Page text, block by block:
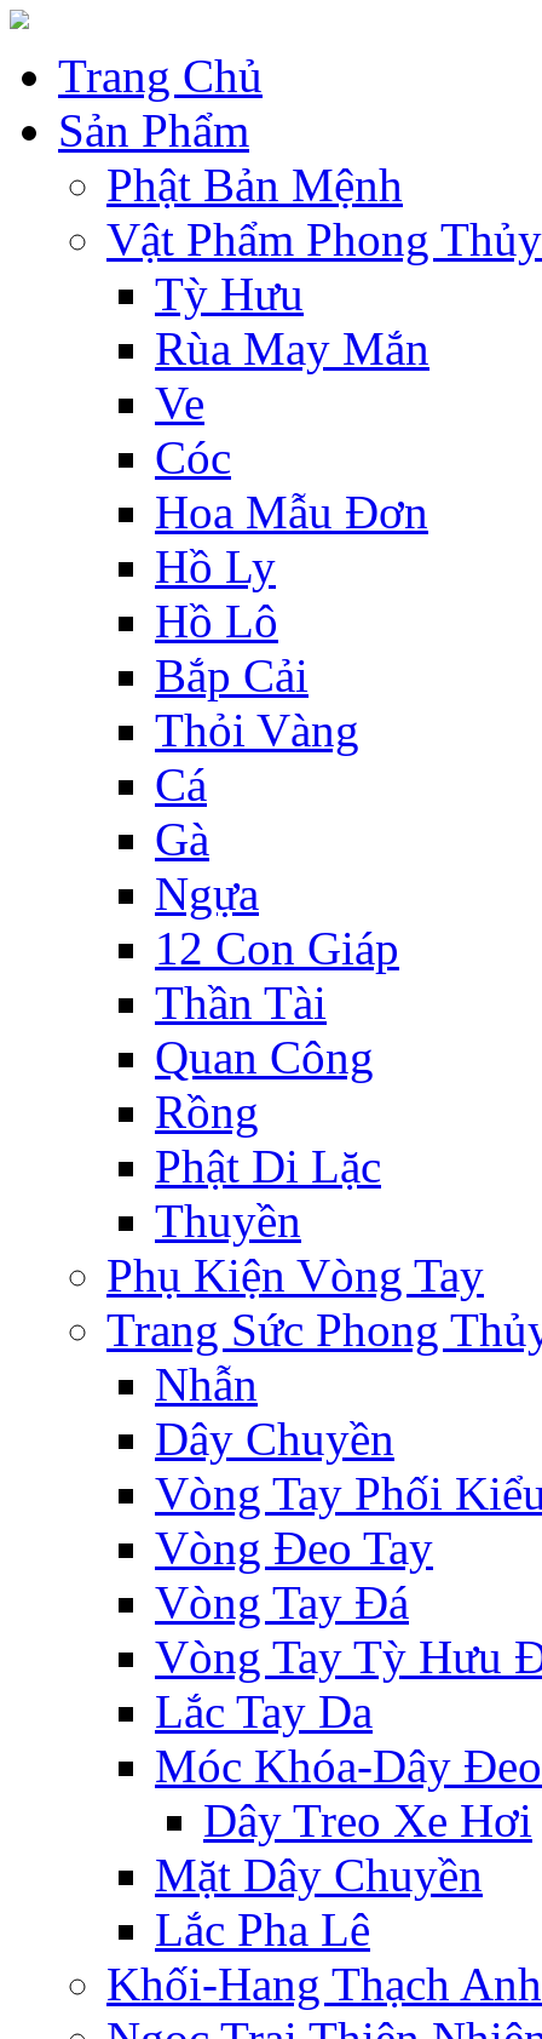
Trang Chủ
Sản Phẩm
Phật Bản Mệnh
Vật Phẩm Phong Thủy
Tỳ Hưu
Rùa May Mắn
Ve
Cóc
Hoa Mẫu Đơn
Hồ Ly
Hồ Lô
Bắp Cải
Thỏi Vàng
Cá
Gà
Ngựa
12 Con Giáp
Thần Tài
Quan Công
Rồng
Phật Di Lặc
Thuyền
Phụ Kiện Vòng Tay
Trang Sức Phong
Nhẫn
Dây Chuyền
Vòng Tay Phối
Vòng Đeo Tay
Vòng Tay Đá
Vòng Tay Tỳ Hưu
Lắc Tay Da
Móc Khóa-Dây Đeo
Dây Treo Xe Hơi
Mặt Dây Chuyền
Lắc Pha Lê
Khối-Hang Thạch Anh